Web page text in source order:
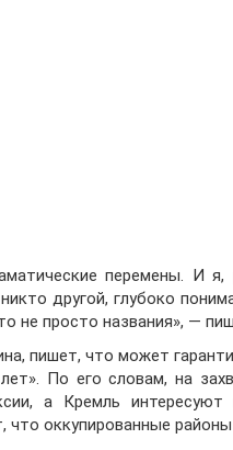
перемены. И
другой, глубоко
не просто названия», —
пишет, что может
По его словам, на
а Кремль
оккупированные